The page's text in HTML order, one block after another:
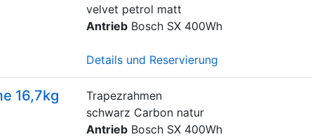
velvet petrol matt
Antrieb Bosch SX 400Wh
Details und Reservierung
16,7kg
Trapezrahmen
schwarz Carbon natur
Antrieb Bosch SX 400Wh